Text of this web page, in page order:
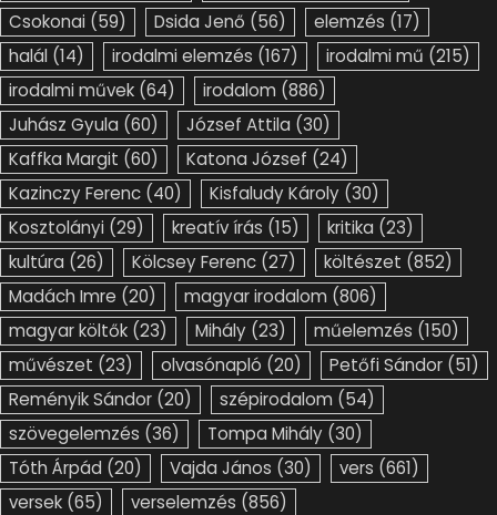
Csokonai (59) Dsida Jenő (56) elemzés (17)
halál (14) irodalmi elemzés (167) irodalmi mű (215)
irodalmi művek (64) irodalom (886)
Juhász Gyula (60) József Attila (30)
Kaffka Margit (60) Katona József (24)
Kazinczy Ferenc (40) Kisfaludy Károly (30)
Kosztolányi (29) kreatív írás (15) kritika (23)
kultúra (26) Kölcsey Ferenc (27) költészet (852)
Madách Imre (20) magyar irodalom (806)
magyar költők (23) Mihály (23) műelemzés (150)
művészet (23) olvasónapló (20) Petőfi Sándor (51)
Reményik Sándor (20) szépirodalom (54)
szövegelemzés (36) Tompa Mihály (30)
Tóth Árpád (20) Vajda János (30) vers (661)
versek (65) verselemzés (856)